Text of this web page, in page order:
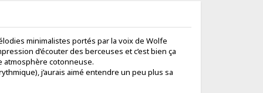
minimalistes portés par la voix de Wolfe
d’écouter des berceuses et c’est bien ça
atmosphère cotonneuse.
j’aurais aimé entendre un peu plus sa